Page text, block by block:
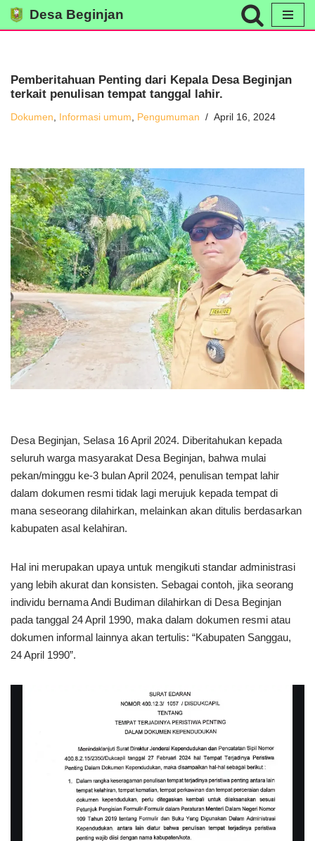
content
Desa Beginjan
Pemberitahuan Penting dari Kepala Desa Beginjan
terkait penulisan tempat tanggal lahir.
Dokumen, Informasi umum, Pengumuman April 16, 2024
Desa Beginjan, Selasa 16 April 2024. Diberitahukan kepada
seluruh warga masyarakat Desa Beginjan, bahwa mulai
pekan/minggu ke-3 bulan April 2024, penulisan tempat lahir
dalam dokumen resmi tidak lagi merujuk kepada tempat di
mana seseorang dilahirkan, melainkan akan ditulis berdasarkan
kabupaten asal kelahiran.
Hal ini merupakan upaya untuk mengikuti standar administrasi
yang lebih akurat dan konsisten. Sebagai contoh, jika seorang
individu bernama Andi Budiman dilahirkan di Desa Beginjan
pada tanggal 24 April 1990, maka dalam dokumen resmi atau
dokumen informal lainnya akan tertulis: “Kabupaten Sanggau,
24 April 1990”.